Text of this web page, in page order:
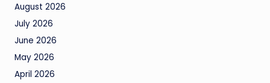
August 2026
July 2026
June 2026
May 2026
April 2026